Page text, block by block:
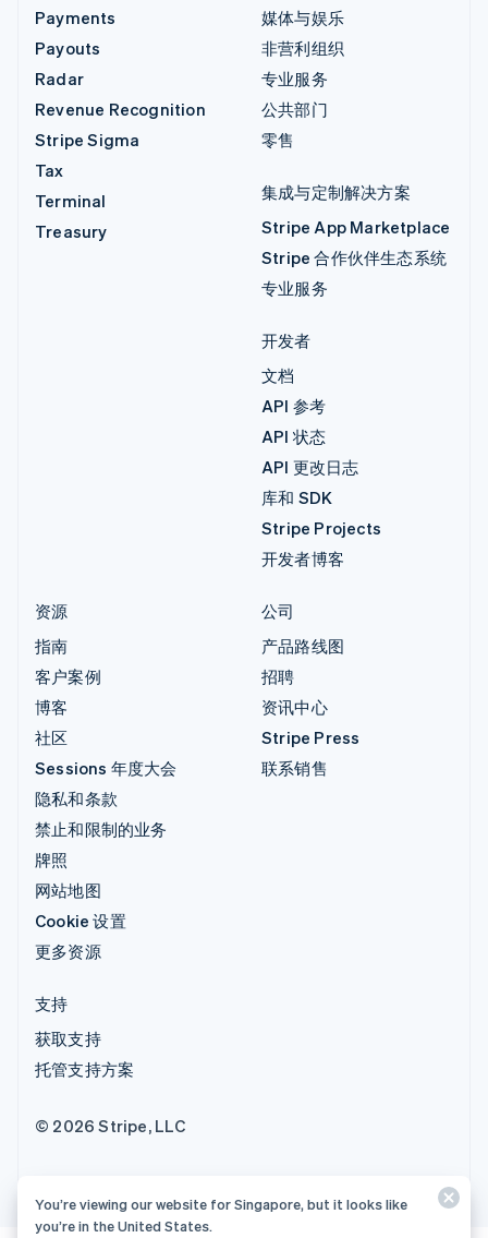
Payments
Payouts
Radar
Revenue Recognition
Stripe Sigma
Tax
Terminal
Treasury
媒体与娱乐
非营利组织
专业服务
公共部门
零售
集成与定制解决方案
Stripe App Marketplace
Stripe 合作伙伴生态系统
专业服务
开发者
文档
API 参考
API 状态
API 更改日志
库和 SDK
Stripe Projects
开发者博客
资源
指南
客户案例
博客
社区
Sessions 年度大会
隐私和条款
禁止和限制的业务
牌照
网站地图
Cookie 设置
更多资源
公司
产品路线图
招聘
资讯中心
Stripe Press
联系销售
支持
获取支持
托管支持方案
© 2026 Stripe, LLC
You’re viewing our website for Singapore, but it looks like
you’re in the United States.